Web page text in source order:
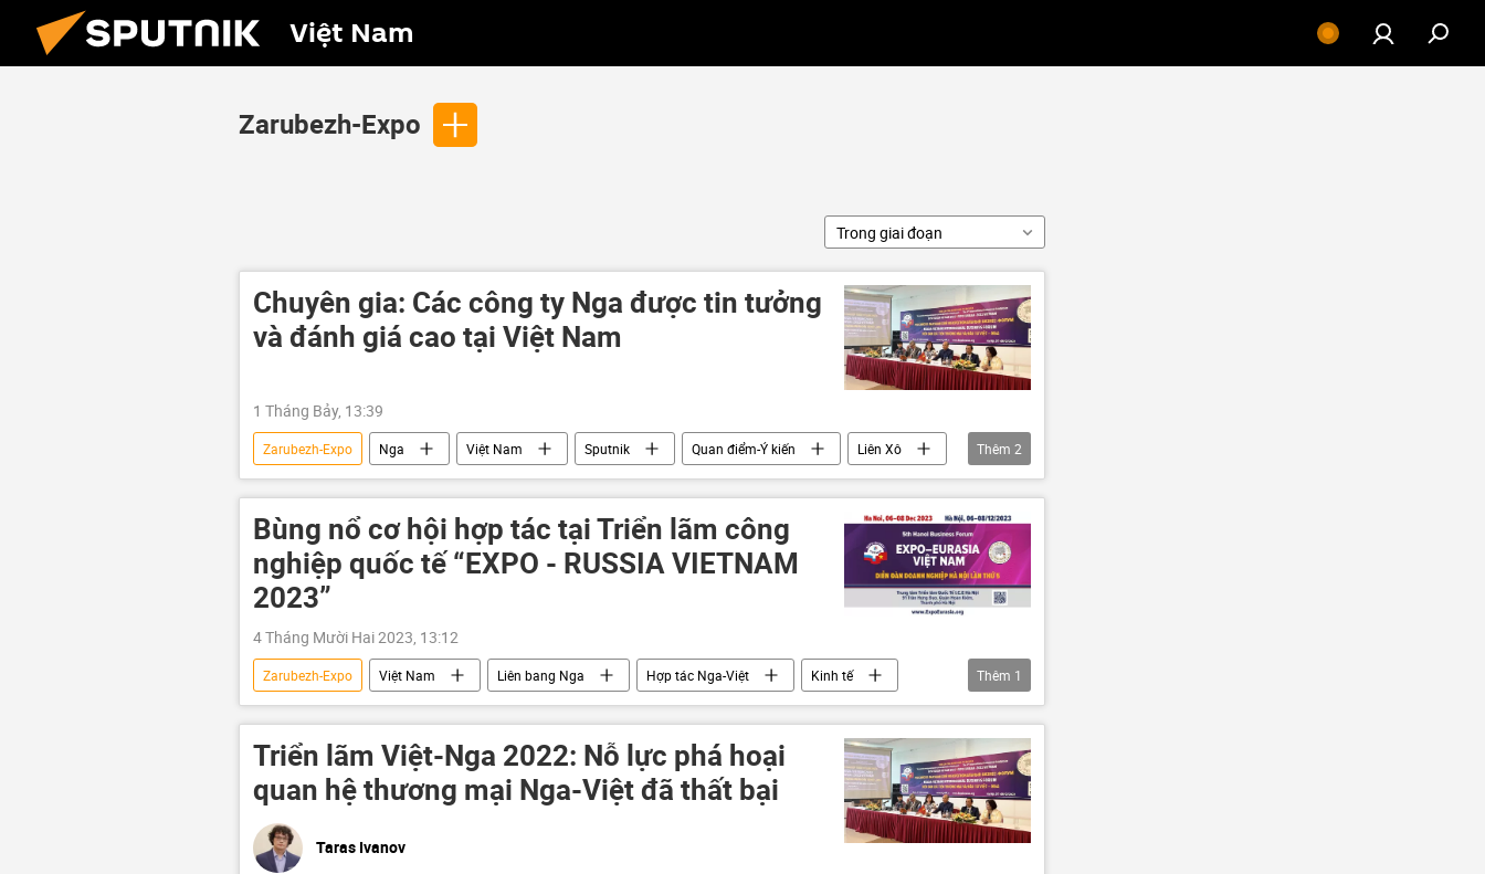
Việt Nam
Zarubezh-Expo
Trong giai đoạn
Chuyên gia: Các công ty Nga được tin tưởng
và đánh giá cao tại Việt Nam
1 Tháng Bảy, 13:39
Zarubezh-Expo Nga Việt Nam Sputnik Quan điểm-Ý kiến
Liên Xô
Thành phố Hồ Chí Minh
SNG
Thêm 2
Bùng nổ cơ hội hợp tác tại Triển lãm công
nghiệp quốc tế “EXPO - RUSSIA VIETNAM
2023”
4 Tháng Mười Hai 2023, 13:12
Zarubezh-Expo Việt Nam Liên bang Nga Hợp tác Nga-Việt
Kinh tế
hội chợ triển lãm
Thêm 1
Triển lãm Việt-Nga 2022: Nỗ lực phá hoại
quan hệ thương mại Nga-Việt đã thất bại
Taras Ivanov